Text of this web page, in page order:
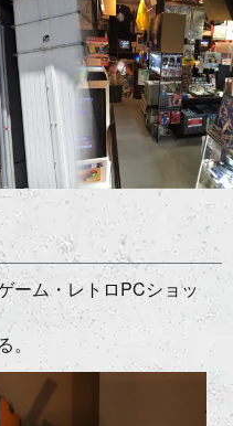
ーム・レトロPCショッ